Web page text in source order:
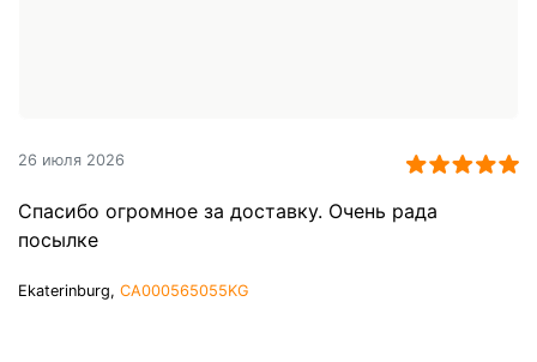
26 июля 2026
Спасибо огромное за доставку. Очень рада
посылке
Ekaterinburg, CA000565055KG